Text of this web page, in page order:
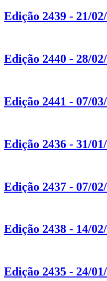
Edição 2439 - 21/
Edição 2440 - 28/
Edição 2441 - 07/
Edição 2436 - 31/
Edição 2437 - 07/
Edição 2438 - 14/
Edição 2435 - 24/